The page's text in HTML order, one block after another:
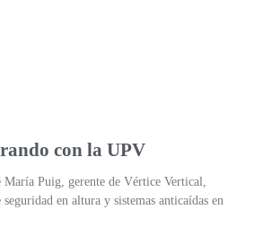
con la UPV
María Puig, gerente de Vértice Vertical,
en altura y sistemas anticaídas en